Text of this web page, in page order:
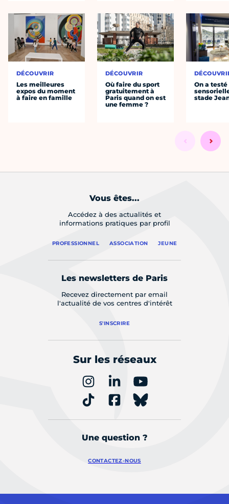
DÉCOUVRIR
Les meilleures
expos du moment
à faire en famille
DÉCOUVRIR
Où faire du sport
gratuitement à
Paris quand on est
une femme ?
On a
stade
Vous êtes...
Accédez à des actualités et
informations pratiques par profil
PROFESSIONNEL ASSOCIATION JEUNE
Les newsletters de Paris
Recevez directement par email
l'actualité de vos centres d'intérêt
S'INSCRIRE
Sur les réseaux
Une question ?
CONTACTEZ-NOUS